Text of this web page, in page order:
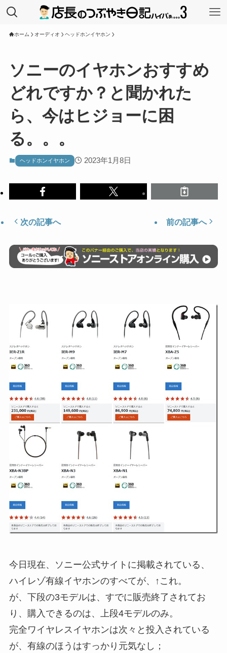
ホーム オーディオ ヘッドホンイヤホン
ソニーのイヤホンおすすめ
どれですか？と聞かれた
ら、今はヒジョーに困
る。。。
ヘッドホンイヤホン 2023年1月8日
次の記事へ 前の記事へ
今日現在、ソニー公式サイトに掲載されている、
ハイレゾ有線イヤホンのすべてが、↑これ。
が、下段の3モデルは、すでに販売終了されてお
り、購入できるのは、上段4モデルのみ。
完全ワイヤレスイヤホンは次々と投入されている
が、有線のほうはすっかり元気なし；